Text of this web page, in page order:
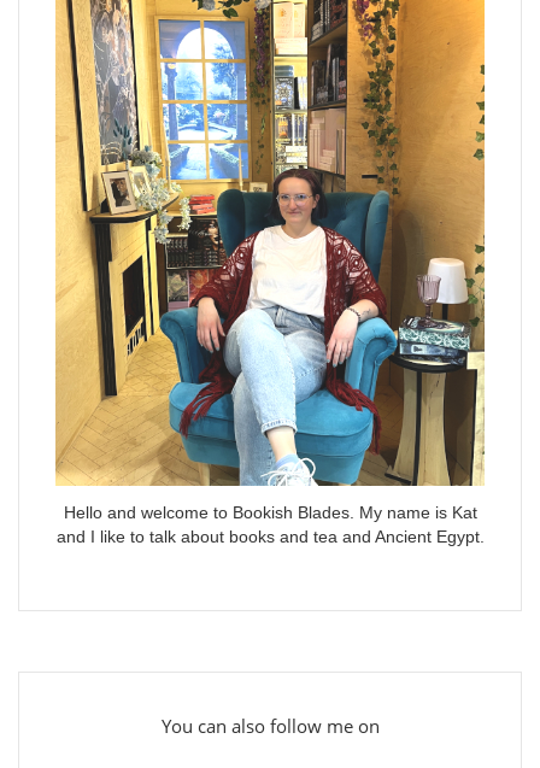
Hello and welcome to Bookish Blades. My name is Kat
and I like to talk about books and tea and Ancient Egypt.
You can also follow me on